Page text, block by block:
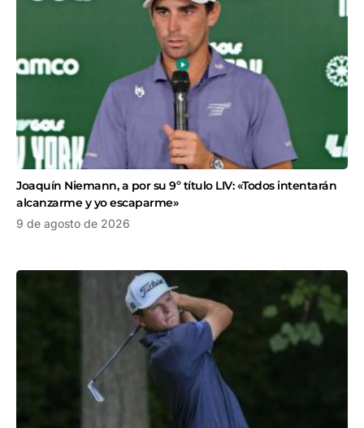
Joaquín Niemann, a por su 9º título LIV: «Todos intentarán
alcanzarme y yo escaparme»
9 de agosto de 2026